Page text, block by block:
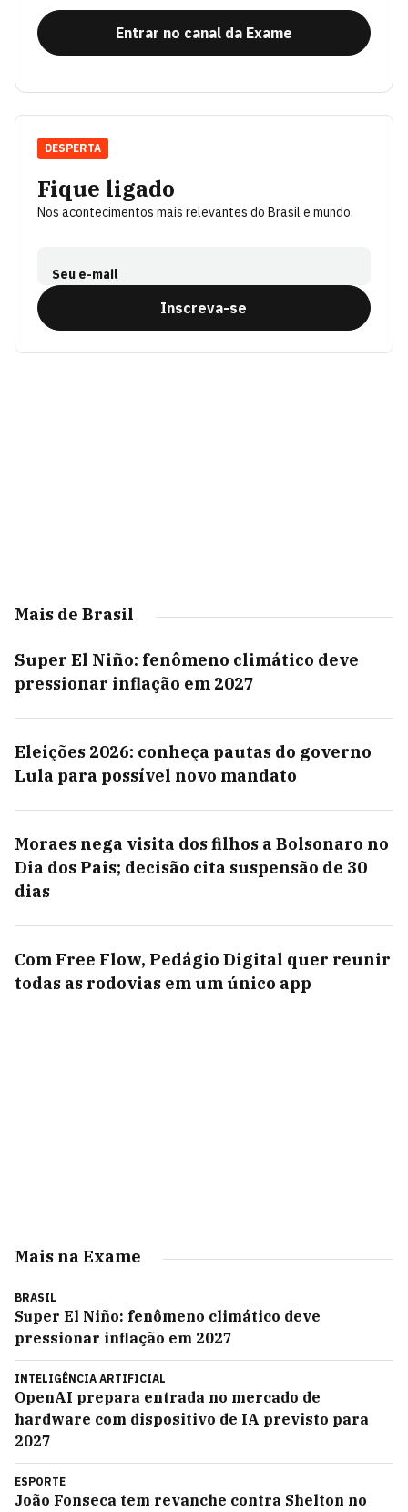
Entrar no canal da Exame
Fique ligado
Nos acontecimentos mais relevantes do Brasil e mundo.
Seu e-mail
Inscreva-se
DESPERTA
Mais de Brasil
Super El Niño: fenômeno climático deve
pressionar inflação em 2027
Eleições 2026: conheça pautas do governo
Lula para possível novo mandato
Moraes nega visita dos filhos a Bolsonaro no
Dia dos Pais; decisão cita suspensão de 30
dias
Com Free Flow, Pedágio Digital quer reunir
todas as rodovias em um único app
Mais na Exame
BRASIL
Super El Niño: fenômeno climático deve
pressionar inflação em 2027
INTELIGÊNCIA ARTIFICIAL
OpenAI prepara entrada no mercado de
hardware com dispositivo de IA previsto para
2027
ESPORTE
João Fonseca tem revanche contra Shelton no